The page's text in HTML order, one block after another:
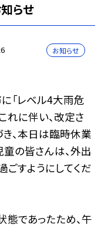
らせ
お知らせ
「レベル4大雨危
れに伴い、改定さ
、本日は臨時休業
童の皆さんは、外出
すようにしてくだ
であったため、午